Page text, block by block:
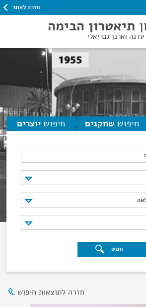
חזרה לאתר
תיאטרון הבימה
וארנן גבריאלי
חיפוש שחקנים חיפוש יוצרים
חפש
חזרה לתוצאות חיפוש